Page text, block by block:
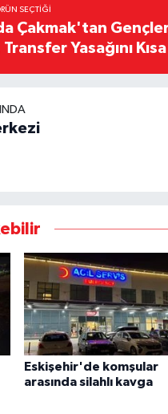
SEÇTIĞI
Çakmak'tan
Yasağını
Eskişehir'de komşular
arasında silahlı kavga